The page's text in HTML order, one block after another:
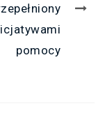
pomocy